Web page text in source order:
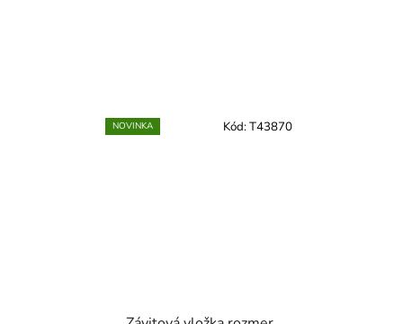
NOVINKA Kód:T43870